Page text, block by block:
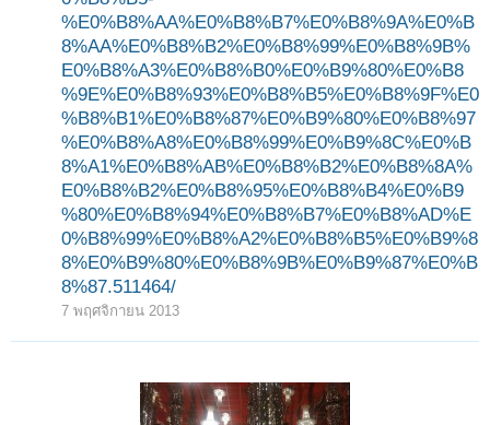
%E0%B8%AA%E0%B8%B7%E0%B8%9A%E0%B
8%AA%E0%B8%B2%E0%B8%99%E0%B8%9B%
E0%B8%A3%E0%B8%B0%E0%B9%80%E0%B8
%9E%E0%B8%93%E0%B8%B5%E0%B8%9F%E0
%B8%B1%E0%B8%87%E0%B9%80%E0%B8%97
%E0%B8%A8%E0%B8%99%E0%B9%8C%E0%B
8%A1%E0%B8%AB%E0%B8%B2%E0%B8%8A%
E0%B8%B2%E0%B8%95%E0%B8%B4%E0%B9
%80%E0%B8%94%E0%B8%B7%E0%B8%AD%E
0%B8%99%E0%B8%A2%E0%B8%B5%E0%B9%8
8%E0%B9%80%E0%B8%9B%E0%B9%87%E0%B
8%87.511464/
7 พฤศจิกายน 2013